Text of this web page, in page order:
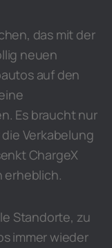
das mit der
neuen
auf den
Es braucht nur
Verkabelung
ChargeX
erheblich.
Standorte, zu
immer wieder